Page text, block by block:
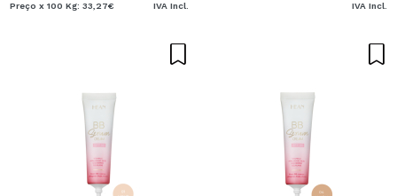
Preço x 100 Kg: 33,27€ IVA Incl. IVA Incl.